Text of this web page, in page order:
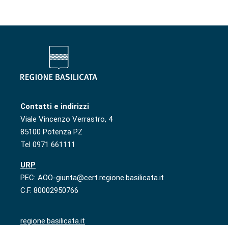
Contatti e indirizzi
Viale Vincenzo Verrastro, 4
85100 Potenza PZ
Tel 0971 661111
URP
PEC: AOO-giunta@cert.regione.basilicata.it
C.F. 80002950766
regione.basilicata.it